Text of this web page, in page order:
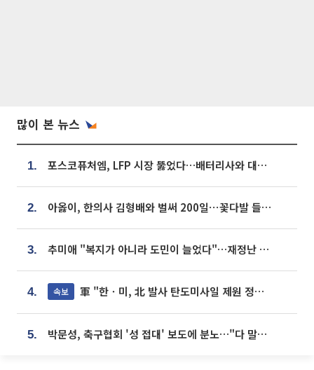
많이 본 뉴스
1. 포스코퓨처엠, LFP 시장 뚫었다…배터리사와 대규모 장기 공급 합의
2. 아옳이, 한의사 김형배와 벌써 200일⋯꽃다발 들고 "프러포즈 아냐"
3. 추미애 "복지가 아니라 도민이 늘었다"…재정난 책임론 정면돌파
4. 속보 軍 "한ㆍ미, 北 발사 탄도미사일 제원 정밀분석 중"
5. 박문성, 축구협회 '성 접대' 보도에 분노…"다 말아먹으려고 작정했나"